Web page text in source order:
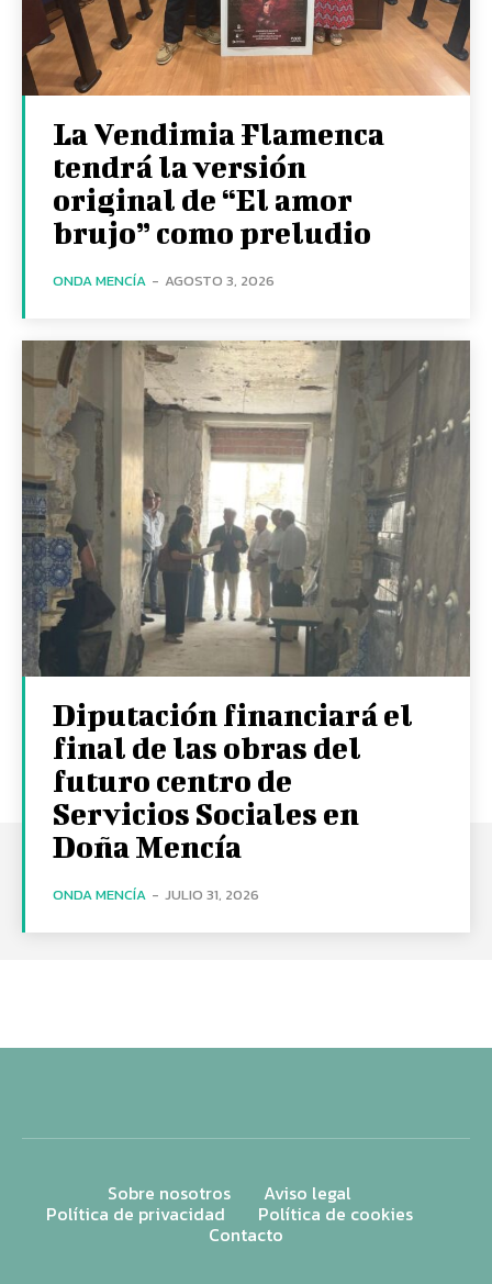
La Vendimia Flamenca
tendrá la versión
original de “El amor
brujo” como preludio
ONDA MENCÍA - AGOSTO 3, 2026
Diputación financiará el
final de las obras del
futuro centro de
Servicios Sociales en
Doña Mencía
ONDA MENCÍA - JULIO 31, 2026
Sobre nosotros Aviso legal
Política de privacidad Política de cookies
Contacto